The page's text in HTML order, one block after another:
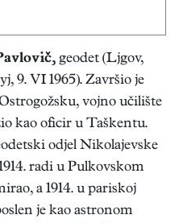
, geodet (Ljgov,
9. VI 1965). Završio je
vojno učilište
kao oficir u Taškentu.
odjel Nikolajevske
radi u Pulkovskom
a 1914. u pariskoj
je kao astronom